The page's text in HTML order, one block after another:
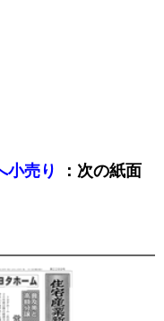
小売り
：次の紙面